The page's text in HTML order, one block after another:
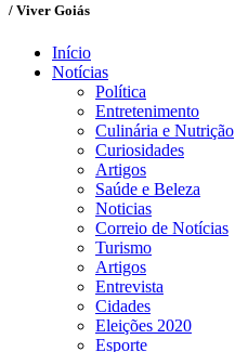
/ Viver Goiás
Início
Notícias
Política
Entretenimento
Culinária e Nutrição
Curiosidades
Artigos
Saúde e Beleza
Noticias
Correio de Notícias
Turismo
Artigos
Entrevista
Cidades
Eleições 2020
Esporte